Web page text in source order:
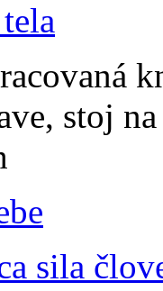
stoj
sila